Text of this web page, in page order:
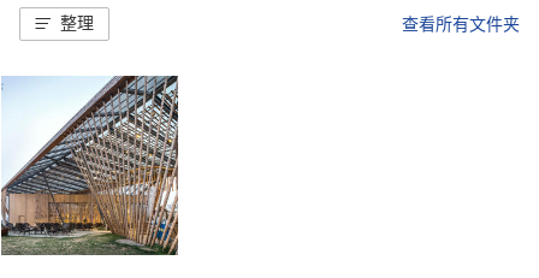
整理 查看所有文件夹